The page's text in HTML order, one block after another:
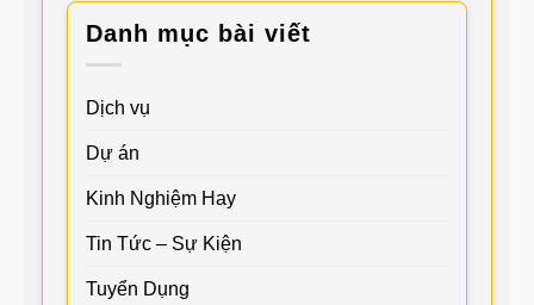
Danh mục bài viết
Dịch vụ
Dự án
Kinh Nghiệm Hay
Tin Tức – Sự Kiện
Tuyển Dụng